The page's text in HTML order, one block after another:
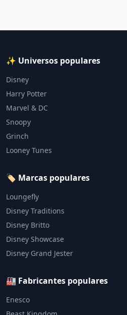
✨ Universos populares
Disney
Harry Potter
Marvel & DC
Snoopy
Grinch
Looney Tunes
🏷️ Marcas populares
Loungefly
Disney Traditions
Disney Britto
Disney Showcase
Disney Grand Jester
🏭 Fabricantes populares
Enesco